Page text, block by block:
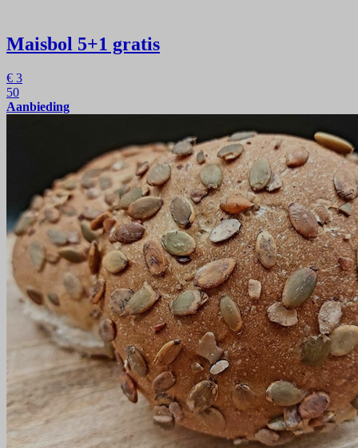
Maisbol 5+1 gratis
€ 3
50
Aanbieding